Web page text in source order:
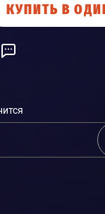
КУПИТЬ В